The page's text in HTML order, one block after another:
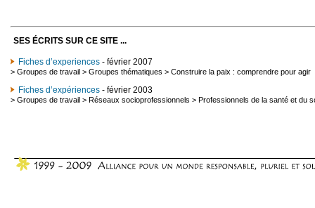
SES ÉCRITS SUR CE SITE ...
Fiches d’experiences - février 2007
> Groupes de travail > Groupes thématiques > Construire la paix : comprendre pour agir
Fiches d’expériences - février 2003
> Groupes de travail > Réseaux socioprofessionnels > Professionnels de la santé et du